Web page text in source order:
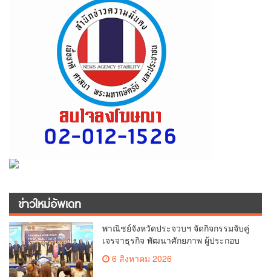
ข่าวใหม่อัพเดท
พาณิชย์จังหวัดประจวบฯ จัดกิจกรรมจับคู่
เจรจาธุรกิจ พัฒนาศักยภาพ ผู้ประกอบ
การ ขยายช่องทางการค้า สู่การค้า
ระหว่างประเทศ
6 สิงหาคม 2026